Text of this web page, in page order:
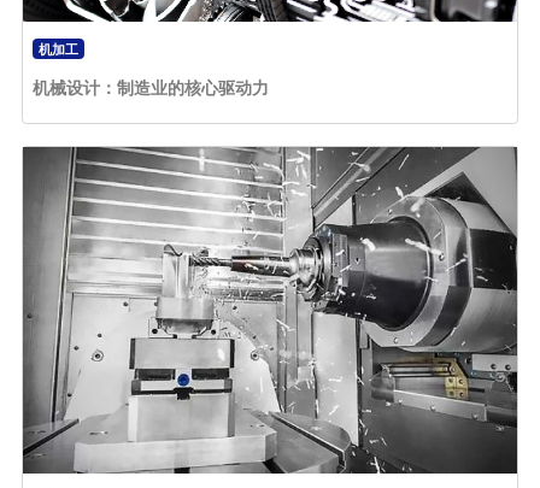
机加工
机械设计：制造业的核心驱动力